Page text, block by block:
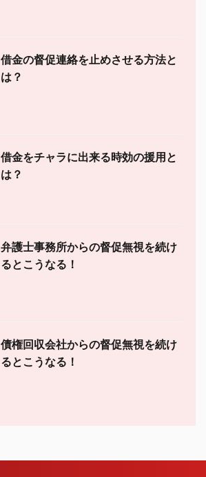
借金の督促連絡を止めさせる方法と
は？
借金をチャラに出来る時効の援用と
は？
弁護士事務所からの督促無視を続け
るとこうなる！
債権回収会社からの督促無視を続け
るとこうなる！